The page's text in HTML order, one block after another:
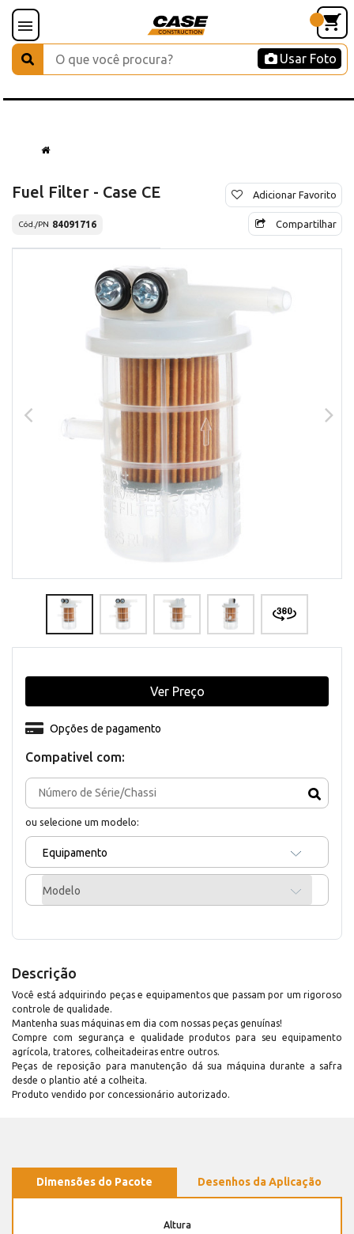
Usar Foto
Fuel Filter - Case CE
Cód./PN 84091716
Adicionar Favorito
Compartilhar
Compativel com:
ou selecione um modelo:
Equipamento
Modelo
Opções de pagamento
Ver Preço
Descrição
Você está adquirindo peças e equipamentos que passam por um rigoroso
controle de qualidade.
Mantenha suas máquinas em dia com nossas peças genuínas!
Compre com segurança e qualidade produtos para seu equipamento
agrícola, tratores, colheitadeiras entre outros.
Peças de reposição para manutenção dá sua máquina durante a safra
desde o plantio até a colheita.
Produto vendido por concessionário autorizado.
Dimensões do Pacote Desenhos da Aplicação
Altura